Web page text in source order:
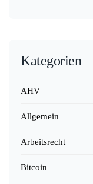
Kategorien
AHV
Allgemein
Arbeitsrecht
Bitcoin